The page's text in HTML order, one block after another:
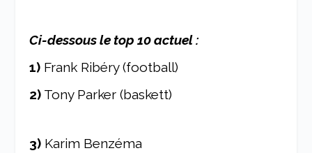
Ci-dessous le top 10 actuel :
1) Frank Ribéry (football)
2) Tony Parker (baskett)
3) Karim Benzéma